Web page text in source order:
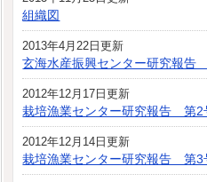
組織図
2013年4月22日更新
玄海水産振興センター研究報告
2012年12月17日更新
栽培漁業センター研究報告 第2
2012年12月14日更新
栽培漁業センター研究報告 第3